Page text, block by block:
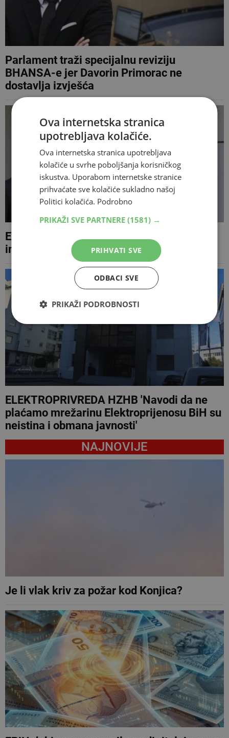
Parlament traži specijalnu reviziju
BHANSA-e jer Davorin Primorac ne
dostavlja izvješća
Elektroprijenos BiH u ovoj godini planira
investicije od skoro 600 milijuna KM
ELEKTROPRIVREDA HZHB 'Navodi da ne
plaćamo mrežarinu Elektroprijenosu BiH su
neistina i obmana javnosti'
NAJNOVIJE
Je li vlak kriv za požar kod Konjica?
Ova internetska stranica
upotrebljava kolačiće.
Ova internetska stranica upotrebljava
kolačiće u svrhe poboljšanja korisničkog
iskustva. Uporabom internetske stranice
prihvaćate sve kolačiće sukladno našoj
Politici kolačića. Podrobno
PRIKAŽI SVE PARTNERE (1581) →
PRIHVATI SVE
ODBACI SVE
PRIKAŽI PODROBNOSTI